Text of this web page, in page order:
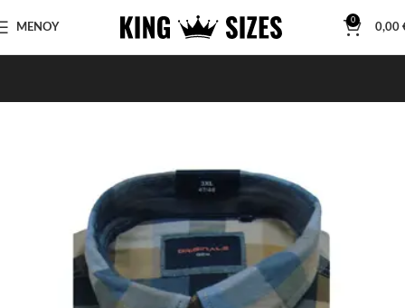
ΜΕΝΟΥ
0
0,00